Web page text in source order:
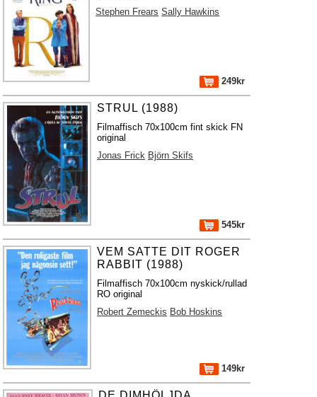
Stephen Frears Sally Hawkins
249kr
STRUL (1988)
Filmaffisch 70x100cm fint skick FN
original
Jonas Frick Björn Skifs
545kr
VEM SATTE DIT ROGER
RABBIT (1988)
Filmaffisch 70x100cm nyskick/rullad
RO original
Robert Zemeckis Bob Hoskins
149kr